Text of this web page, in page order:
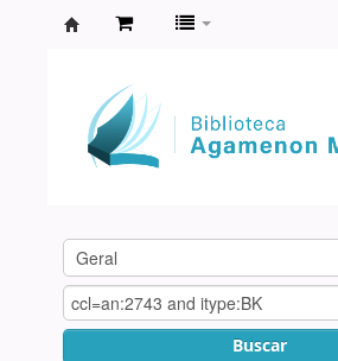
Agamenon
Magalhães
Buscar